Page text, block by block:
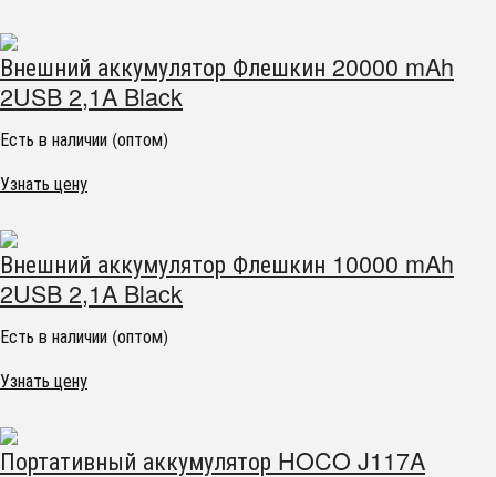
Внешний аккумулятор Флешкин 20000 mAh
2USB 2,1A Black
Есть в наличии (оптом)
Узнать цену
Внешний аккумулятор Флешкин 10000 mAh
2USB 2,1A Black
Есть в наличии (оптом)
Узнать цену
Портативный аккумулятор HOCO J117A